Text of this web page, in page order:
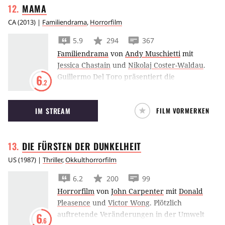
MAMA
CA(2013) | Familiendrama, Horrorfilm
6.2
5.9 294
367
Familiendrama von Andy Muschietti mit
Jessica Chastain und Nikolaj Coster-Waldau.
Guillermo Del Toro präsentiert die
Kurzfilm Mamá.
IM STREAM FILM VORMERKEN
DIE FÜRSTEN DER DUNKELHEIT
US(1987) | Thriller,Okkulthorrorfilm
6.6
6.2 200
99
Horrorfilm von John Carpenter mit Donald
Pleasence und Victor Wong. Plötzlich
auftretende Veränderungen in der Umwelt